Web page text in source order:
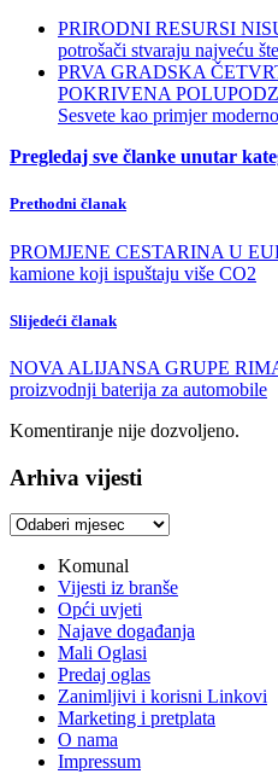
PRIRODNI RESURSI
potrošači stvaraju najveću
PRVA GRADSKA
POKRIVENA
Sesvete kao primjer
Pregledaj sve članke unutar
Prethodni članak
PROMJENE CESTARINA U
kamione koji ispuštaju više CO2
Slijedeći članak
NOVA ALIJANSA GRUPE
proizvodnji baterija za automobile
Komentiranje nije dozvoljeno.
Arhiva vijesti
Arhiva
Komunal
Vijesti iz branše
Opći uvjeti
Najave događanja
Mali Oglasi
Predaj oglas
Zanimljivi i korisni Linkovi
Marketing i pretplata
O nama
Impressum